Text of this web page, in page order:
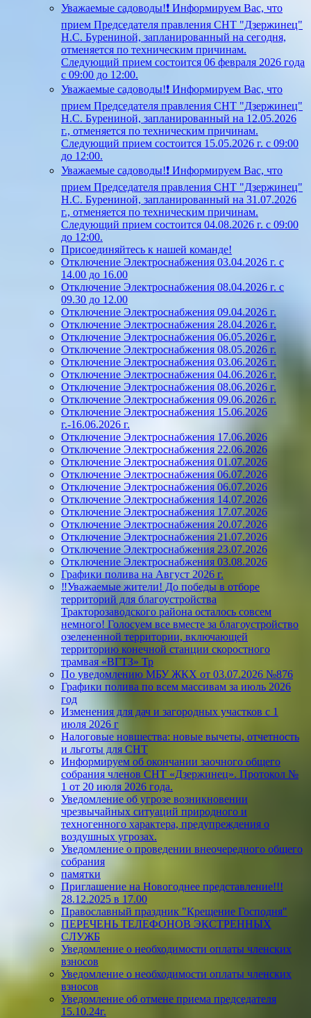
Уважаемые садоводы!❗ Информируем Вас, что
прием Председателя правления СНТ "Дзержинец"
Н.С. Бурениной, запланированный на сегодня,
отменяется по техническим причинам.
Следующий прием состоится 06 февраля 2026 года
с 09:00 до 12:00.
Уважаемые садоводы!❗ Информируем Вас, что
прием Председателя правления СНТ "Дзержинец"
Н.С. Бурениной, запланированный на 12.05.2026
г., отменяется по техническим причинам.
Следующий прием состоится 15.05.2026 г. с 09:00
до 12:00.
Уважаемые садоводы!❗ Информируем Вас, что
прием Председателя правления СНТ "Дзержинец"
Н.С. Бурениной, запланированный на 31.07.2026
г., отменяется по техническим причинам.
Следующий прием состоится 04.08.2026 г. с 09:00
до 12:00.
Присоединяйтесь к нашей команде!
Отключение Электроснабжения 03.04.2026 г. с
14.00 до 16.00
Отключение Электроснабжения 08.04.2026 г. с
09.30 до 12.00
Отключение Электроснабжения 09.04.2026 г.
Отключение Электроснабжения 28.04.2026 г.
Отключение Электроснабжения 06.05.2026 г.
Отключение Электроснабжения 08.05.2026 г.
Отключение Электроснабжения 03.06.2026 г.
Отключение Электроснабжения 04.06.2026 г.
Отключение Электроснабжения 08.06.2026 г.
Отключение Электроснабжения 09.06.2026 г.
Отключение Электроснабжения 15.06.2026
г.-16.06.2026 г.
Отключение Электроснабжения 17.06.2026
Отключение Электроснабжения 22.06.2026
Отключение Электроснабжения 01.07.2026
Отключение Электроснабжения 06.07.2026
Отключение Электроснабжения 06.07.2026
Отключение Электроснабжения 14.07.2026
Отключение Электроснабжения 17.07.2026
Отключение Электроснабжения 20.07.2026
Отключение Электроснабжения 21.07.2026
Отключение Электроснабжения 23.07.2026
Отключение Электроснабжения 03.08.2026
Графики полива на Август 2026 г.
‼️Уважаемые жители! До победы в отборе
территорий для благоустройства
Тракторозаводского района осталось совсем
немного! Голосуем все вместе за благоустройство
озелененной территории, включающей
территорию конечной станции скоростного
трамвая «ВГТЗ» Тр
По уведомлению МБУ ЖКХ от 03.07.2026 №876
Графики полива по всем массивам за июль 2026
год
Изменения для дач и загородных участков с 1
июля 2026 г
Налоговые новшества: новые вычеты, отчетность
и льготы для СНТ
Информируем об окончании заочного общего
собрания членов СНТ «Дзержинец». Протокол №
1 от 20 июля 2026 года.
Уведомление об угрозе возникновении
чрезвычайных ситуаций природного и
техногенного характера, предупреждения о
воздушных угрозах.
Уведомление о проведении внеочередного общего
собрания
памятки
Приглашение на Новогоднее представление!!!
28.12.2025 в 17.00
Православный праздник "Крещение Господня"
ПЕРЕЧЕНЬ ТЕЛЕФОНОВ ЭКСТРЕННЫХ
СЛУЖБ
Уведомление о необходимости оплаты членских
взносов
Уведомление о необходимости оплаты членских
взносов
Уведомление об отмене приема председателя
15.10.24г.